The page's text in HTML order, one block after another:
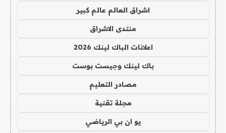
اشراق العالم عالم كبير
منتدى الاشراق
اعلانات الباك لينك 2026
باك لينك وجيست بوست
مصادر التعليم
مجلة تقنية
يو ان بي الرياضي